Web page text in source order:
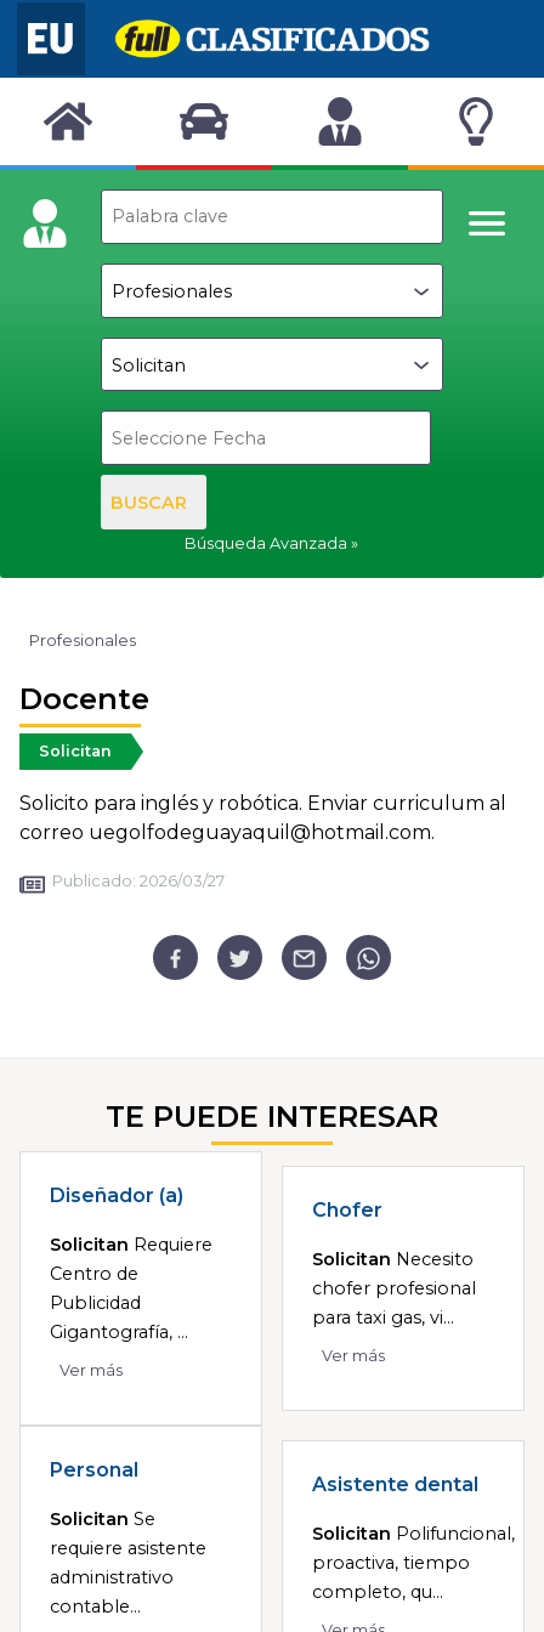
BUSCAR
Búsqueda Avanzada
Profesionales
Docente
Solicitan
Solicito para inglés y robótica. Enviar curriculum al
correo uegolfodeguayaquil@hotmail.com.
Publicado: 2026/03/27
TE PUEDE INTERESAR
Diseñador (a)
Solicitan Requiere
Centro de
Publicidad
Gigantografía, ...
Ver más
Chofer
Solicitan Necesito
chofer profesional
para taxi gas, vi...
Ver más
Personal
Solicitan Se
requiere asistente
administrativo
contable...
Asistente dental
Solicitan Polifuncional,
proactiva, tiempo
completo, qu...